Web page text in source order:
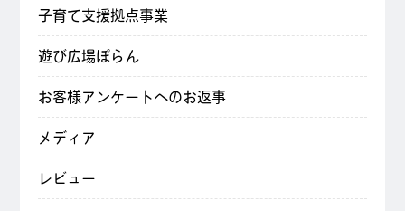
子育て支援拠点事業
遊び広場ぽらん
お客様アンケートへのお返事
メディア
レビュー